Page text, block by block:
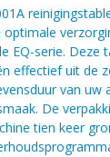
EQ-serie. Deze
effectief uit de
van uw
De
tien keer